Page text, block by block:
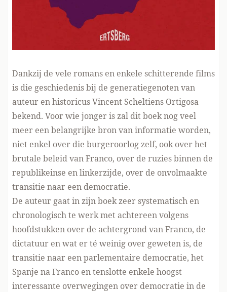
Dankzij de vele romans en enkele schitterende films
is die geschiedenis bij de generatiegenoten van
auteur en historicus Vincent Scheltiens Ortigosa
bekend. Voor wie jonger is zal dit boek nog veel
meer een belangrijke bron van informatie worden,
niet enkel over die burgeroorlog zelf, ook over het
brutale beleid van Franco, over de ruzies binnen de
republikeinse en linkerzijde, over de onvolmaakte
transitie naar een democratie.
De auteur gaat in zijn boek zeer systematisch en
chronologisch te werk met achtereen volgens
hoofdstukken over de achtergrond van Franco, de
dictatuur en wat er té weinig over geweten is, de
transitie naar een parlementaire democratie, het
Spanje na Franco en tenslotte enkele hoogst
interessante overwegingen over democratie in de